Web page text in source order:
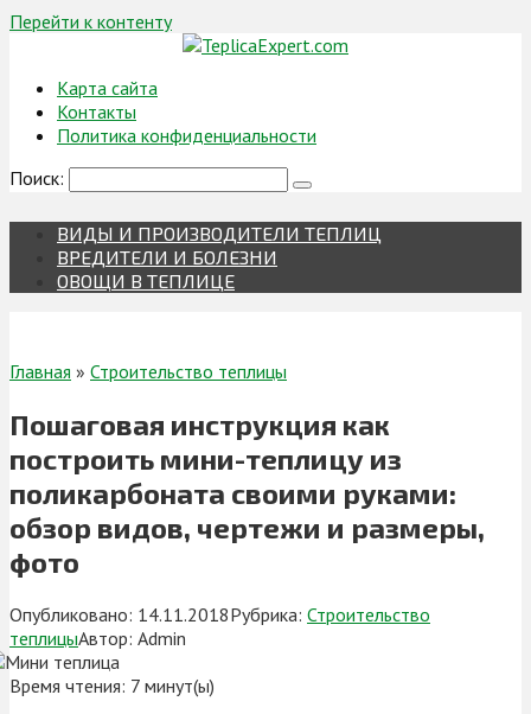
Перейти к контенту
Карта сайта
Контакты
Политика конфиденциальности
Поиск:
ВИДЫ И ПРОИЗВОДИТЕЛИ ТЕПЛИЦ
ВРЕДИТЕЛИ И БОЛЕЗНИ
ОВОЩИ В ТЕПЛИЦЕ
Главная » Строительство теплицы
Пошаговая инструкция как
построить мини-теплицу из
поликарбоната своими руками:
обзор видов, чертежи и размеры,
фото
Опубликовано: 14.11.2018Рубрика: Строительство
теплицыАвтор: Admin
Время чтения: 7 минут(ы)